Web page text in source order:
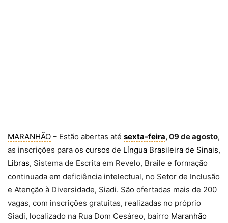
MARANHÃO – Estão abertas até sexta-feira, 09 de agosto,
as inscrições para os cursos de Língua Brasileira de Sinais,
Libras, Sistema de Escrita em Revelo, Braile e formação
continuada em deficiência intelectual, no Setor de Inclusão
e Atenção à Diversidade, Siadi. São ofertadas mais de 200
vagas, com inscrições gratuitas, realizadas no próprio
Siadi, localizado na Rua Dom Cesáreo, bairro Maranhão